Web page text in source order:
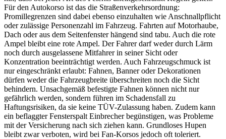
Für den Autokorso ist das die Straßenverkehrsordnung:
Promillegrenzen sind dabei ebenso einzuhalten wie Anschnallpflicht
oder zulässige Personenzahl im Fahrzeug. Fahrten auf Motorhaube,
Dach oder aus dem Seitenfenster hängend sind tabu. Auch die rote
Ampel bleibt eine rote Ampel. Der Fahrer darf weder durch Lärm
noch durch ausgelassene Mitfahrer in seiner Sicht oder
Konzentration beeinträchtigt werden. Auch Fahrzeugschmuck ist
nur eingeschränkt erlaubt: Fahnen, Banner oder Dekorationen
dürfen weder die Fahrzeugbreite überschreiten noch die Sicht
behindern. Unsachgemäß befestigte Fahnen können nicht nur
gefährlich werden, sondern führen im Schadensfall zu
Haftungsrisiken, da sie keine TÜV-Zulassung haben. Zudem kann
ein beflaggter Fensterspalt Einbrecher begünstigen, was Probleme
mit der Versicherung nach sich ziehen kann. Grundloses Hupen
bleibt zwar verboten, wird bei Fan-Korsos jedoch oft toleriert.